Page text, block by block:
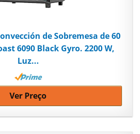
de Sobremesa de 60
6090 Black Gyro. 2200 W,
Luz...
Ver Preço